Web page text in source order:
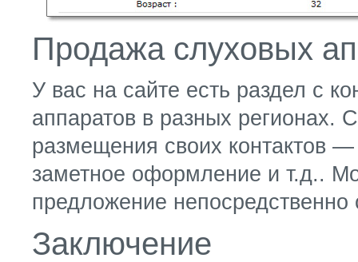
Продажа слуховых
У вас на сайте есть раздел с
аппаратов в разных регионах.
размещения своих контактов
заметное оформление и т.д..
предложение
Заключение